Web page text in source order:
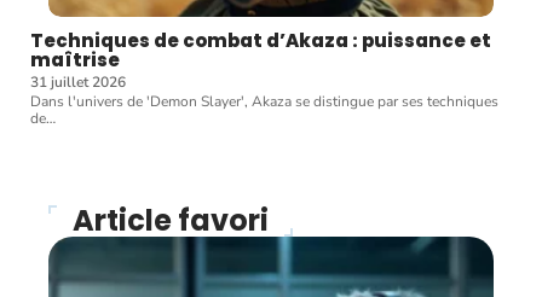
Techniques de combat d’Akaza : puissance et
maîtrise
31 juillet 2026
Dans l'univers de 'Demon Slayer', Akaza se distingue par ses techniques
de…
Article favori